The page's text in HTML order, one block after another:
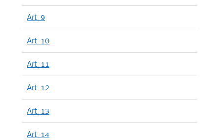
Art. 9
Art. 10
Art. 11
Art. 12
Art. 13
Art. 14